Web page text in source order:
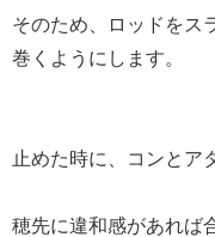
そのため、ロッドをス
巻くようにします。
止めた時に、コンとア
穂先に違和感があれば